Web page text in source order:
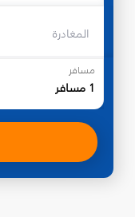
المغادرة
مسافر
1 مسافر